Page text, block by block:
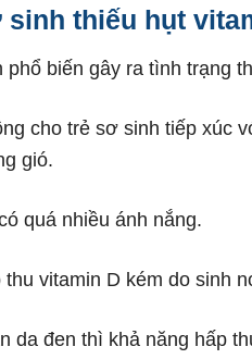
thiếu hụt
biến gây ra tình trạng
cho trẻ sơ sinh tiếp xúc
gió.
quá nhiều ánh nắng.
vitamin D kém do sinh
da đen thì khả năng hấp